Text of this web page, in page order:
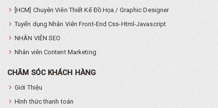
[HCM] Chuyên Viên Thiết Kế Đồ Họa / Graphic Designer
Tuyển dụng Nhân Viên Front-End Css-Html-Javascript
NHÂN VIÊN SEO
Nhân viên Content Marketing
CHĂM SÓC KHÁCH HÀNG
Giới Thiệu
Hình thức thanh toán